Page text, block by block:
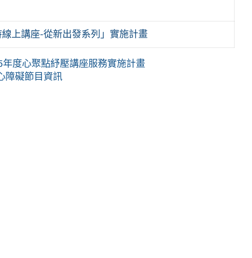
上講座-從新出發系列」實施計畫
度心聚點紓壓講座服務實施計畫
障礙節目資訊